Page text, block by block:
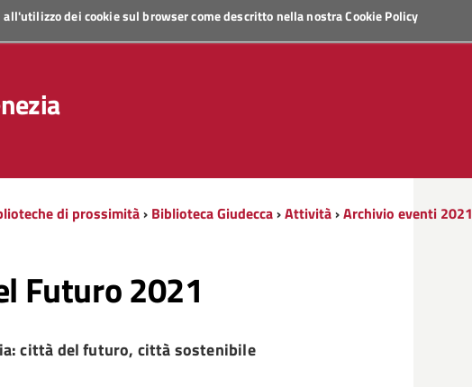
dei cookie sul browser come descritto nella nostraCookie Policy
di prossimità› Biblioteca Giudecca›Attività›Archivio eventi 2021
Futuro 2021
città del futuro, città sostenibile